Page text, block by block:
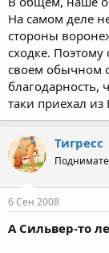
На самом деле
стороны
сходке. Поэтому
своем обычном
благодарность,
таки приехал
Тигресс
6 Сен 2008
А Сильвер-то